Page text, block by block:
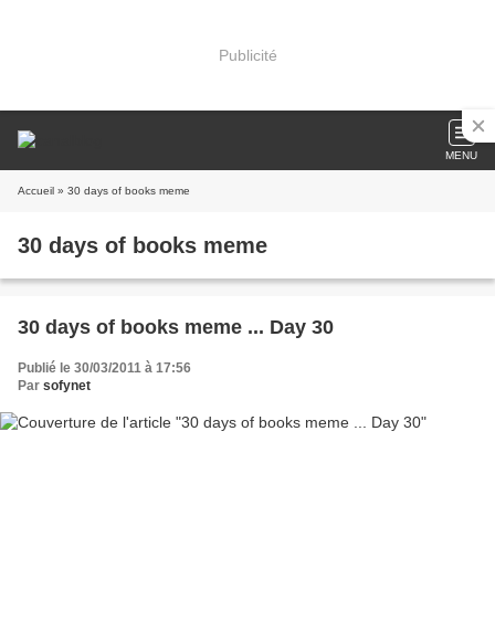
Publicité
MENU
Accueil » 30 days of books meme
30 days of books meme
30 days of books meme ... Day 30
Publié le 30/03/2011 à 17:56
Par sofynet